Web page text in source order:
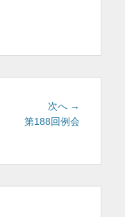
次へ →
の
第188回例会